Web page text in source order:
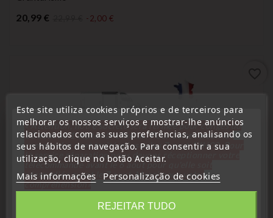
20,99 € -2,00 €
Guia de porta e parada
Este site utiliza cookies próprios e de terceiros para
melhorar os nossos serviços e mostrar-lhe anúncios
relacionados com as suas preferências, analisando os
seus hábitos de navegação. Para consentir a sua
utilização, clique no botão Aceitar.
Mais informações Personalização de cookies
REJEITAR TUDO
« Attention, notre société sera fermée pour congés du
10 aout au 1 septembre inclus. Pour cette raison les
commandes sont traitées jusqu'au 7 aout 14H00. Pour
le service réparation nous devons réceptionner votre
télécommande avant le 6 aout pour qu'elle soit
réexpédiée avant le 7 aout. Merci pour votre
compréhension»
Fechar